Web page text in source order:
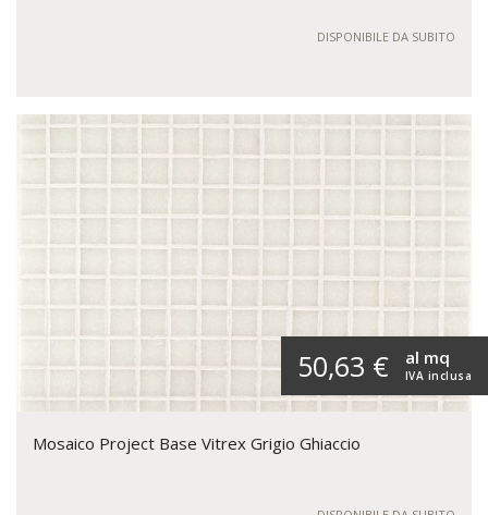
DISPONIBILE DA SUBITO
50,63 € IVA inclusa
al mq
Mosaico Project Base Vitrex Grigio Ghiaccio